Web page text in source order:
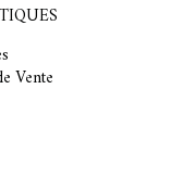
Vente